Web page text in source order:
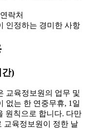
락처
인정하는 경미한 사항
간)
교육정보원의 업무 및
없는 한 연중무휴, 1일
원칙으로 합니다. 다만
교육정보원이 정한 날